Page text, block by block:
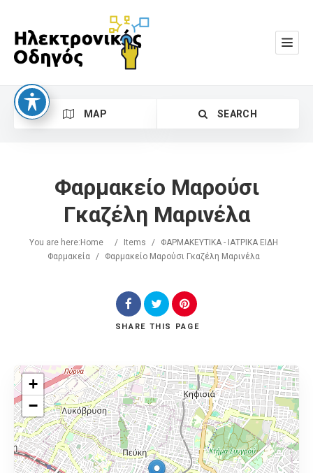
MAP SEARCH
Search
Φαρμακείο Μαρούσι
Γκαζέλη Μαρινέλα
You are here: Home / Items /
ΦΑΡΜΑΚΕΥΤΙΚΑ - ΙΑΤΡΙΚΑ ΕΙΔΗ
Φαρμακεία / Φαρμακείο Μαρούσι Γκαζέλη Μαρινέλα
SHARE THIS PAGE
+
−